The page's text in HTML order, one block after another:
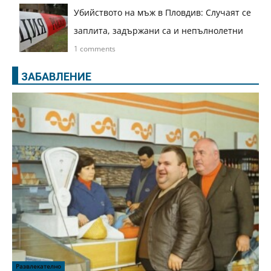
Убийството на мъж в Пловдив: Случаят се
заплита, задържани са и непълнолетни
1 comments
ЗАБАВЛЕНИЕ
Развлекателно